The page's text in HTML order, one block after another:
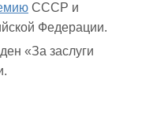
СССР и
Федерации.
«За заслуги